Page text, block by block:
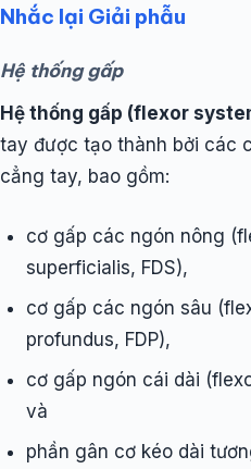
Nhắc lại Giải phẫu
Hệ thống gấp
Hệ thống gấp (flexor
tay được tạo thành bởi các
cẳng tay, bao gồm:
cơ gấp các ngón nông
superficialis, FDS),
cơ gấp các ngón sâu
profundus, FDP),
cơ gấp ngón cái dài
và
phần gân cơ kéo dài